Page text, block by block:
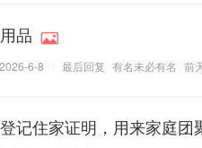
品
6-8 最后回复 有名未必有名 前
记住家证明，用来家庭团